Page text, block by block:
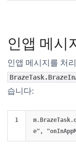
인앱 메시
인앱 메시지를 처
습니다: